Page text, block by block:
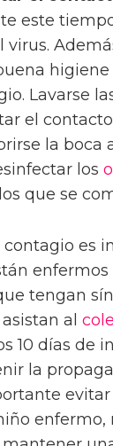
este
higiene
Lavarse
el
la boca
los
que se
contagio es
tengan
al
10 días de
la
evitar